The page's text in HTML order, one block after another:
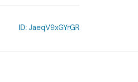
ID: JaeqV9xGYrGR